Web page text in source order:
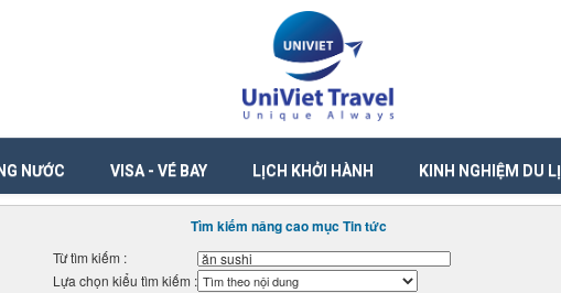
NƯỚC VISA - VÉ BAY LỊCH KHỞI HÀNH KINH NGHIỆM DU
Tìm kiếm nâng cao mục Tin tức
Từ tìm kiếm :
Lựa chọn kiểu tìm kiếm :